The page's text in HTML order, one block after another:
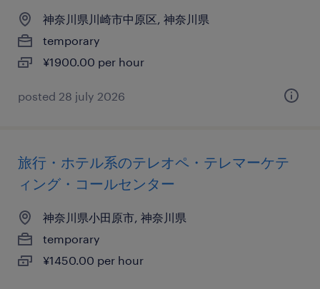
神奈川県川崎市中原区, 神奈川県
temporary
¥1900.00 per hour
posted 28 july 2026
旅行・ホテル系のテレオペ・テレマーケテ
ィング・コールセンター
神奈川県小田原市, 神奈川県
temporary
¥1450.00 per hour